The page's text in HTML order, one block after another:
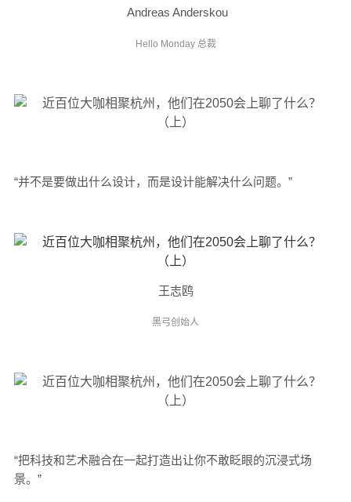
Andreas Anderskou
Hello Monday 总裁
“并不是要做出什么设计，而是设计能解决什么问题。”
王志鸥
黑弓创始人
“把科技和艺术融合在一起打造出让你不敢眨眼的沉浸式场
景。”